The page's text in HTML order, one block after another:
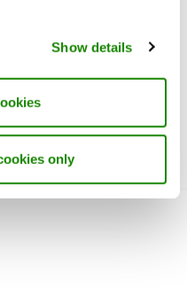
Show details
only